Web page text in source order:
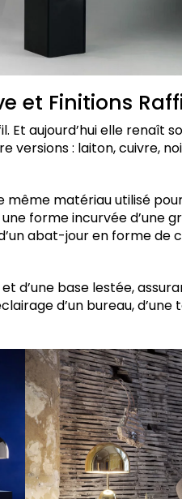
et Finitions
Et aujourd’hui elle renaît
versions : laiton, cuivre,
même matériau utilisé
forme incurvée d’une
abat-jour en forme de
d’une base lestée,
d’un bureau, d’une